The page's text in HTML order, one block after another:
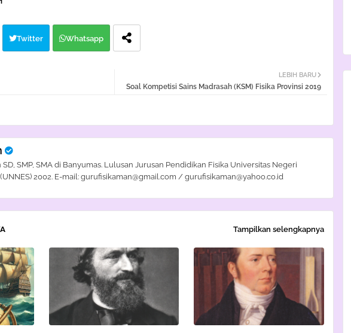
Twitter Whatsapp
LEBIH BARU
Soal Kompetisi Sains Madrasah (KSM) Fisika Provinsi 2019
SD, SMP, SMA di Banyumas. Lulusan Jurusan Pendidikan Fisika Universitas Negeri
2002. E-mail: gurufisikaman@gmail.com / gurufisikaman@yahoo.co.id
Tampilkan selengkapnya